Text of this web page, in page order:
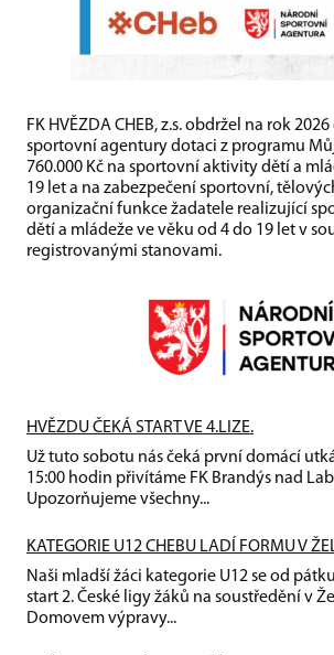
FK HVĚZDA CHEB, z.s. obdržel na rok
sportovní agentury dotaci z programu
760.000 Kč na sportovní aktivity dětí a
19 let a na zabezpečení sportovní,
organizační funkce žadatele realizující
dětí a mládeže ve věku od 4 do 19 let v
registrovanými stanovami.
HVĚZDU ČEKÁ START VE 4.LIZE.
Už tuto sobotu nás čeká první domácí
15:00 hodin přivítáme FK Brandýs nad
Upozorňujeme všechny...
KATEGORIE U12 CHEBU LADÍ FORMU V
Naši mladší žáci kategorie U12 se od
start 2. České ligy žáků na soustředění v
Domovem výpravy...